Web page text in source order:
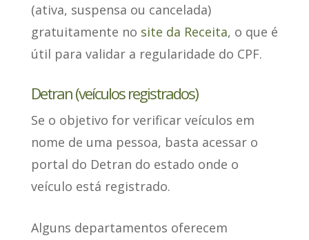
(ativa, suspensa ou cancelada)
gratuitamente no site da Receita, o que é
útil para validar a regularidade do CPF.
Detran (veículos registrados)
Se o objetivo for verificar veículos em
nome de uma pessoa, basta acessar o
portal do Detran do estado onde o
veículo está registrado.
Alguns departamentos oferecem